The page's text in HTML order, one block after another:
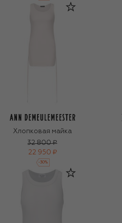
Хлопковая майка
32 800 ₽
22 950 ₽
-30%